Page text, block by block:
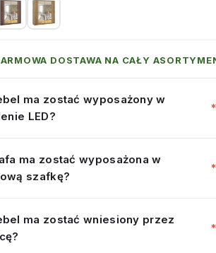
DOSTAWA NA CAŁY
ma zostać wyposażony w
LED?
*
ma zostać wyposażona w
szafkę?
*
ma zostać wniesiony przez
*